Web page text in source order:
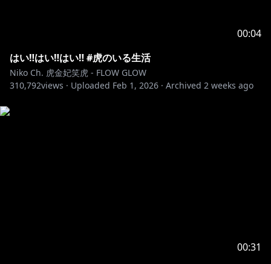
00:04
はい‼︎はい‼︎はい‼︎ #虎のいる生活
Niko Ch. 虎金妃笑虎 - FLOW GLOW
310,792views · Uploaded Feb 1, 2026 · Archived 2 weeks ago
00:31